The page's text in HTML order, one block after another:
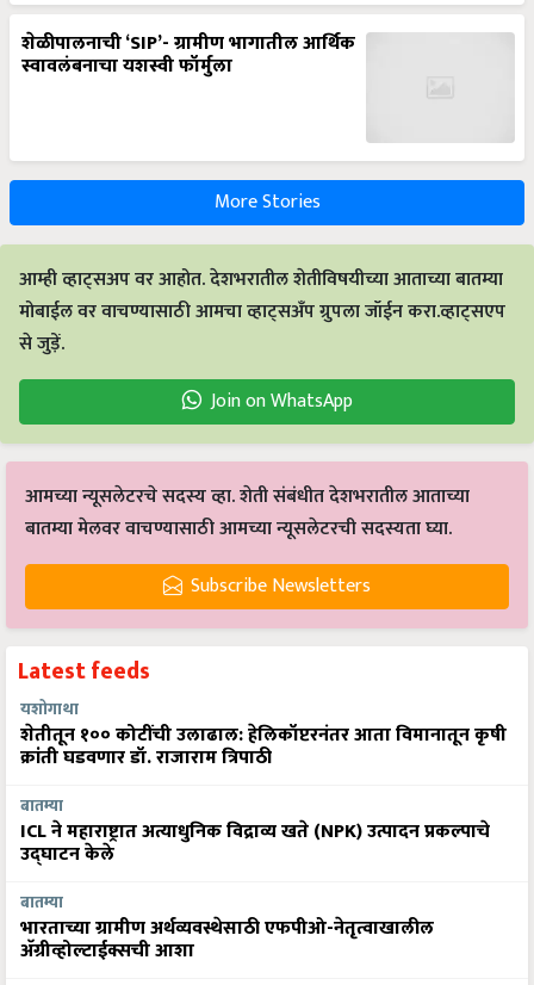
शेळीपालनाची ‘SIP’- ग्रामीण भागातील आर्थिक
स्वावलंबनाचा यशस्वी फॉर्मुला
More Stories
आम्ही व्हाट्सअप वर आहोत. देशभरातील शेतीविषयीच्या आताच्या बातम्या
मोबाईल वर वाचण्यासाठी आमचा व्हाट्सअँप ग्रुपला जॉईन करा.व्हाट्सएप
से जुड़ें.
Join on WhatsApp
आमच्या न्यूसलेटरचे सदस्य व्हा. शेती संबंधीत देशभरातील आताच्या
बातम्या मेलवर वाचण्यासाठी आमच्या न्यूसलेटरची सदस्यता घ्या.
Subscribe Newsletters
Latest feeds
यशोगाथा
शेतीतून १०० कोटींची उलाढाल: हेलिकॉप्टरनंतर आता विमानातून कृषी
क्रांती घडवणार डॉ. राजाराम त्रिपाठी
बातम्या
ICL ने महाराष्ट्रात अत्याधुनिक विद्राव्य खते (NPK) उत्पादन प्रकल्पाचे
उद्घाटन केले
बातम्या
भारताच्या ग्रामीण अर्थव्यवस्थेसाठी एफपीओ-नेतृत्वाखालील
अ‍ॅग्रीव्होल्टाईक्सची आशा